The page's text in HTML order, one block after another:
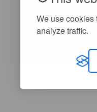
We use cookies
analyze traffic.